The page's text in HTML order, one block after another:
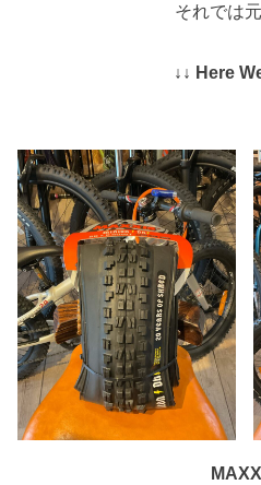
それでは
↓↓ Here